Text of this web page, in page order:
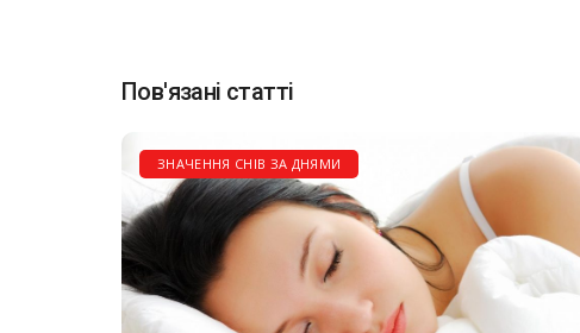
Пов'язані статті
ЗНАЧЕННЯ СНІВ ЗА ДНЯМИ